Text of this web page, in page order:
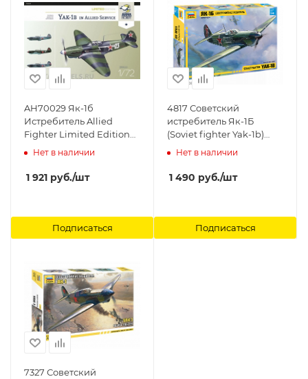
AH70029 Як-1б
Истребитель Allied
Fighter Limited Edition
Arma Hobby, 1/72
Нет в наличии
1 921 руб./шт
Подписаться
4817 Советский
истребитель Як-1Б
(Soviet fighter Yak-1b)
Звезда, 1/48
Нет в наличии
1 490 руб./шт
Подписаться
7327 Советский